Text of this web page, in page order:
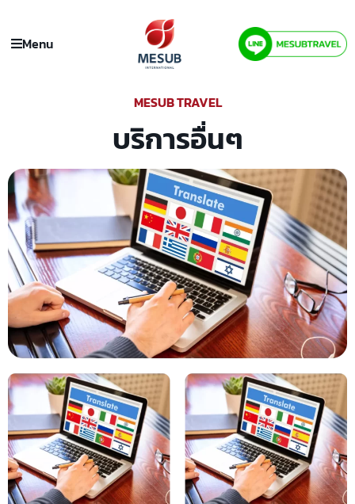
Menu
MESUB TRAVEL
บริการอื่นๆ